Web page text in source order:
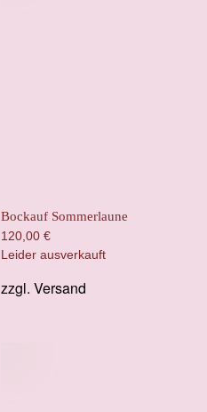
Bockauf Sommerlaune
120,00 €
Leider ausverkauft
zzgl. Versand